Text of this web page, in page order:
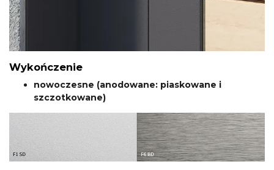
Wykończenie
nowoczesne (anodowane: piaskowane i
szczotkowane)